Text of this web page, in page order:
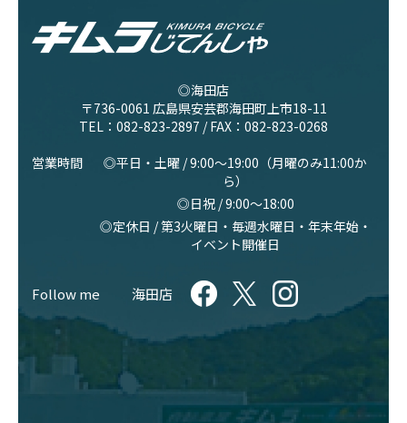
◎海田店
〒736-0061 広島県安芸郡海田町上市18-11
TEL： 082-823-2897 / FAX：082-823-0268
営業時間
◎平日・土曜 / 9:00〜19:00（月曜のみ11:00か
ら）
◎日祝 / 9:00〜18:00
◎定休日 / 第3火曜日・毎週水曜日・年末年始・
イベント開催日
Follow me 海田店